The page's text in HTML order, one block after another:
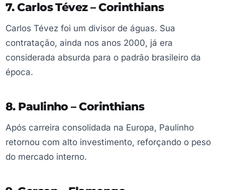
7. Carlos Tévez – Corinthians
Carlos Tévez foi um divisor de águas. Sua
contratação, ainda nos anos 2000, já era
considerada absurda para o padrão brasileiro da
época.
8. Paulinho – Corinthians
Após carreira consolidada na Europa, Paulinho
retornou com alto investimento, reforçando o peso
do mercado interno.